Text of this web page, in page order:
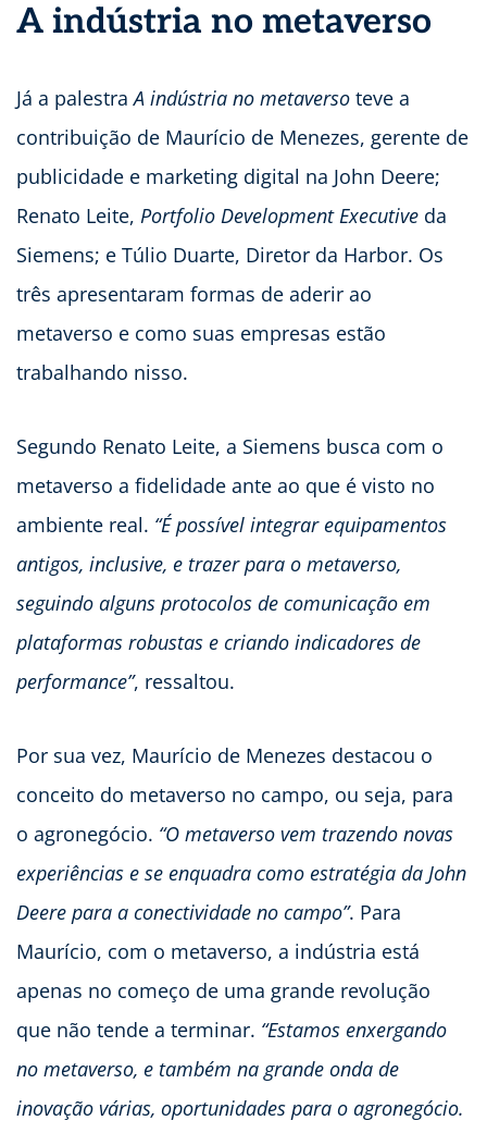
A indústria no metaverso
Já a palestraA indústria no metaverso teve a
contribuição de Maurício de Menezes, gerente de
publicidade e marketing digital na John Deere;
Renato Leite, Portfolio Development Executive da
Siemens; e Túlio Duarte, Diretor da Harbor. Os
três apresentaram formas de aderir ao
metaverso e como suas empresas estão
trabalhando nisso.
Segundo Renato Leite, a Siemens busca com o
metaverso a fidelidade ante ao que é visto no
ambiente real. “É possível integrar equipamentos
antigos, inclusive, e trazer para o metaverso,
seguindo alguns protocolos de comunicação em
plataformas robustas e criando indicadores de
performance”, ressaltou.
Por sua vez, Maurício de Menezes destacou o
conceito do metaverso no campo, ou seja, para
o agronegócio. “O metaverso vem trazendo novas
experiências e se enquadra como estratégia da John
Deere para a conectividade no campo”. Para
Maurício, com o metaverso, a indústria está
apenas no começo de uma grande revolução
que não tende a terminar. “Estamos enxergando
no metaverso, e também na grande onda de
inovação várias, oportunidades para o agronegócio.